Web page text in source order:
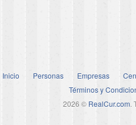
Inicio Personas Empresas
Términos y
2026 © RealCur.com.